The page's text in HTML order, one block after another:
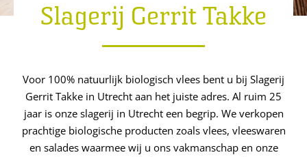
Slagerij Gerrit Takke
Voor 100% natuurlijk biologisch vlees bent u bij Slagerij
Gerrit Takke in Utrecht aan het juiste adres. Al ruim 25
jaar is onze slagerij in Utrecht een begrip. We verkopen
prachtige biologische producten zoals vlees, vleeswaren
en salades waarmee wij u ons vakmanschap en onze